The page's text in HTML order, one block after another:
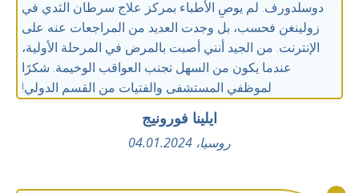
دوسلدورف. لم يوصِ الأطباء بمركز علاج سرطان الثدي في
زولينغن فحسب، بل وجدت العديد من المراجعات عنه على
الإنترنت. من الجيد أنني أصبت بالمرض في المرحلة الأولية،
عندما يكون من السهل تجنب العواقب الوخيمة. شكرًا
لموظفي المستشفى والفتيات من القسم الدولي!
ايلينا فورونيج
روسيا، 04.01.2024